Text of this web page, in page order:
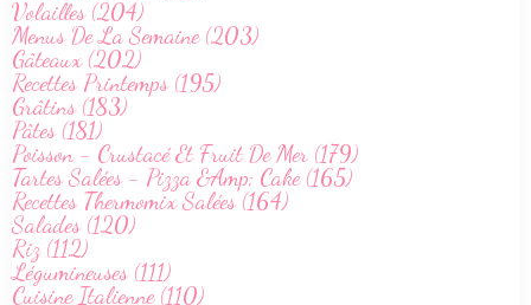
Volailles (204)
Menus De La Semaine (203)
Gâteaux (202)
Recettes Printemps (195)
Grâtins (183)
Pâtes (181)
Poisson - Crustacé Et Fruit De Mer (179)
Tartes Salées - Pizza &Amp; Cake (165)
Recettes Thermomix Salées (164)
Salades (120)
Riz (112)
Légumineuses (111)
Cuisine Italienne (110)